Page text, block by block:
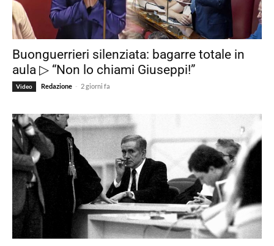
Buonguerrieri silenziata: bagarre totale in
aula ▷ “Non lo chiami Giuseppi!”
Video Redazione - 2 giorni fa